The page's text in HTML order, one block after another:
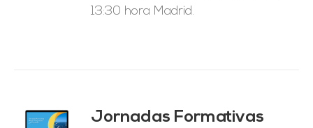
13:30 hora Madrid.
Jornadas Formativas